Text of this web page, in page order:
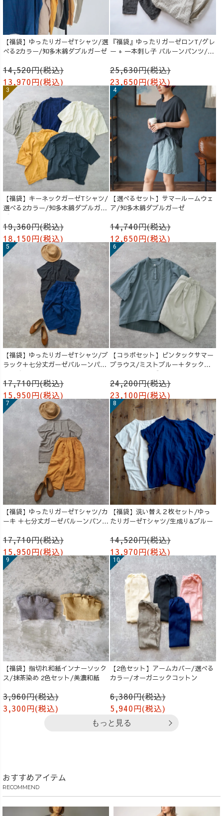
【福袋】ゆったりガーゼTシャツ/選
べる2カラー/知多木綿ダブルガーゼ
14,520円(税込)
13,970円(税込)
『福袋』ゆったりガーゼロンT/グレ
ー + 一本刺し子 バルーンパンツ/生
25,630円(税込)
23,650円(税込)
【福袋】キーネックガーゼTシャツ/
選べる2カラー/知多木綿ダブルガー
ゼ
19,360円(税込)
18,150円(税込)
【選べるセット】サマールームウェ
ア/知多木綿ダブルガーゼ
14,740円(税込)
12,650円(税込)
【福袋】ゆったりガーゼTシャツ/ブ
ラック＋七分丈ガーゼバルーンパン
ツ /ブルー
17,710円(税込)
15,950円(税込)
【コラボセット】ピンタックサマー
ブラウス/ミストブルー＋タックバ
ルーンパンツ/グレージュ
24,200円(税込)
23,100円(税込)
【福袋】ゆったりガーゼTシャツ/カ
ーキ ＋七分丈ガーゼバルーンパンツ
17,710円(税込)
15,950円(税込)
【福袋】洗い替え２枚セット/ゆっ
たりガーゼTシャツ/生成り&ブルー
14,520円(税込)
13,970円(税込)
【福袋】指切れ和紙インナーソック
ス/抹茶染め 2色セット/美濃和紙
3,960円(税込)
3,300円(税込)
【2色セット】アームカバー/選べる
カラー/オーガニックコットン
6,380円(税込)
5,940円(税込)
もっと見る
おすすめアイテム
RECOMMEND